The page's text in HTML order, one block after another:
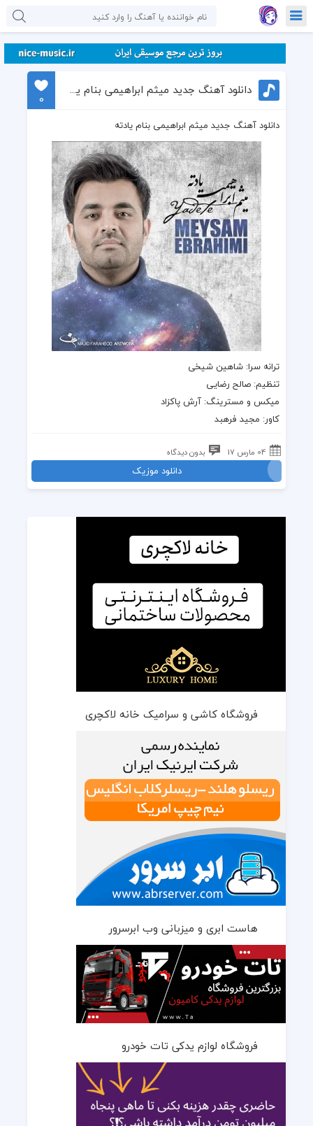
دانلود آهنگ جدید میثم ابراهیمی بنام یادته
0
دانلود آهنگ جدید میثم ابراهیمی بنام یادته
ترانه سرا: شاهین شیخی
تنظیم: صالح رضایی
میکس و مسترینگ: آرش پاکزاد
کاور: مجید فرهبد
04 مارس 17 بدون دیدگاه
دانلود موزیک
فروشگاه کاشی و سرامیک خانه لاکچری
هاست ابری و میزبانی وب ابرسرور
فروشگاه لوازم یدکی تات خودرو